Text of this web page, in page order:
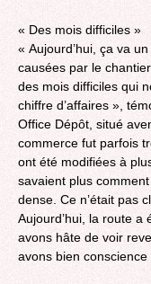
« Des mois difficiles »
« Aujourd’hui, ça va
causées par le
des mois difficiles qui
chiffre d’affaires »,
Office Dépôt, situé
commerce fut parfois
ont été modifiées à
savaient plus
dense. Ce n’était pas
Aujourd’hui, la route a
avons hâte de voir
avons bien